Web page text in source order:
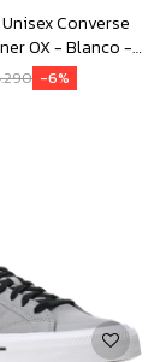
Converse
OX - Blanco -
6